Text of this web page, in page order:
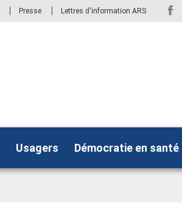
Presse Lettres d'information ARS
Usagers Démocratie en santé